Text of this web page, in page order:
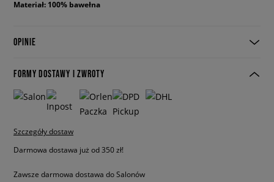
Materiał: 100% bawełna
OPINIE
FORMY DOSTAWY I ZWROTY
Szczegóły dostaw
Darmowa dostawa już od 350 zł!
Zawsze darmowa dostawa do Salonów